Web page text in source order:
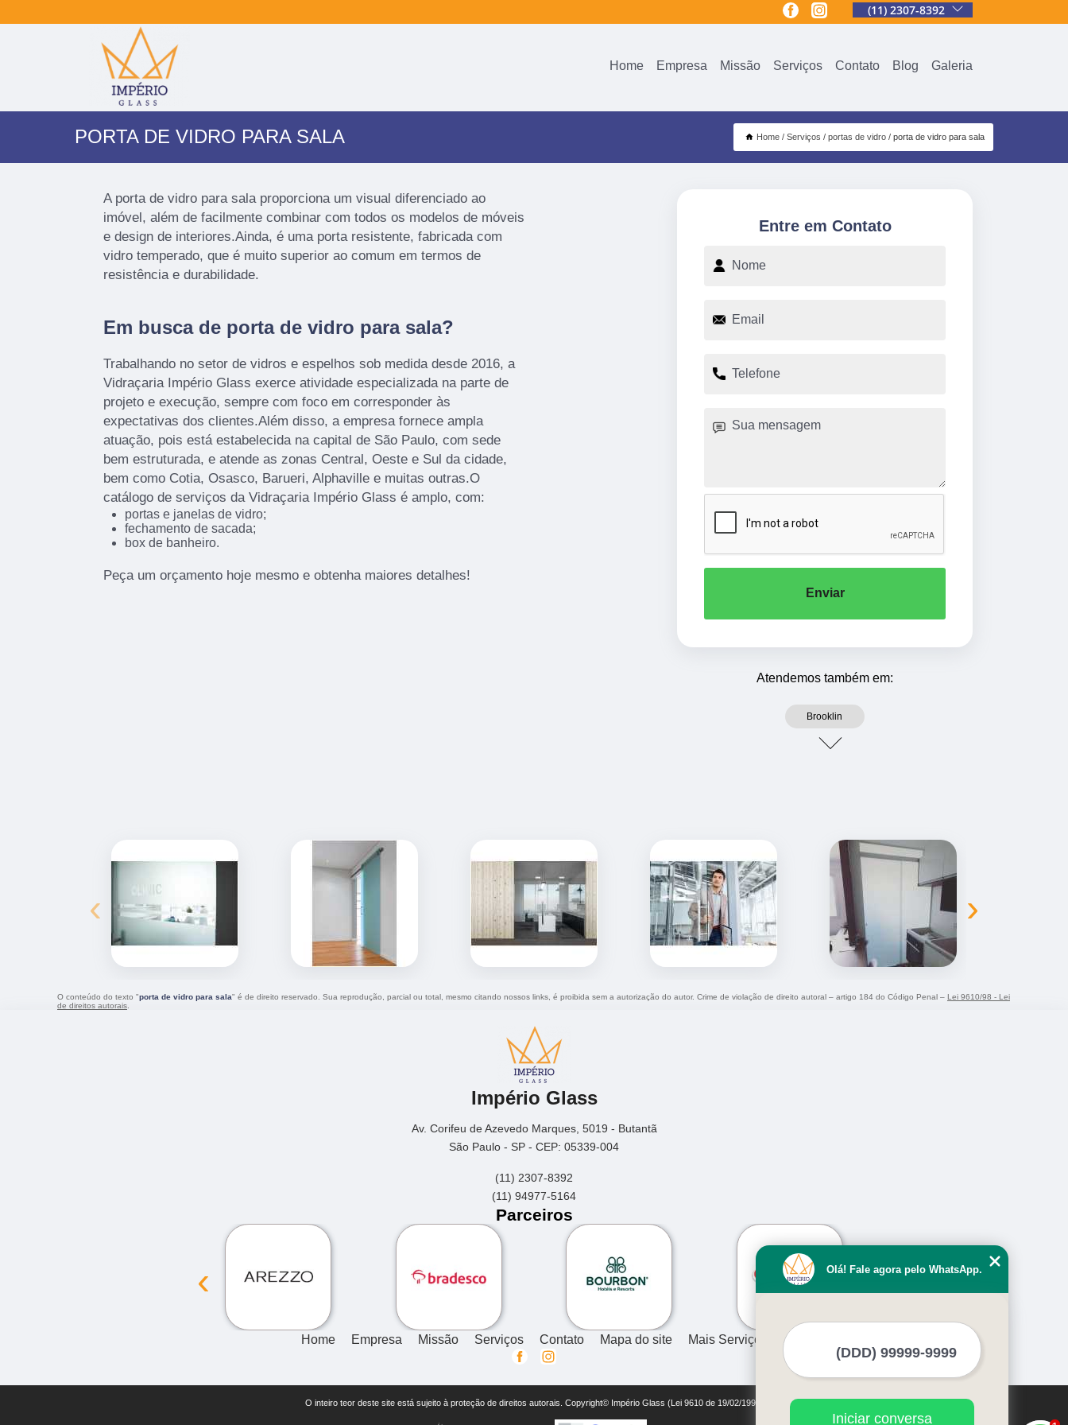
(11) 2307-8392
Home Empresa Missão Serviços Contato Blog Galeria
PORTA DE VIDRO PARA SALA Home Serviços portas de vidro porta de vidro para sala
A porta de vidro para sala proporciona um visual diferenciado ao
imóvel, além de facilmente combinar com todos os modelos de móveis
e design de interiores.Ainda, é uma porta resistente, fabricada com
vidro temperado, que é muito superior ao comum em termos de
resistência e durabilidade.
Em busca de porta de vidro para sala?
Trabalhando no setor de vidros e espelhos sob medida desde 2016, a
Vidraçaria Império Glass exerce atividade especializada na parte de
projeto e execução, sempre com foco em corresponder às
expectativas dos clientes.Além disso, a empresa fornece ampla
atuação, pois está estabelecida na capital de São Paulo, com sede
bem estruturada, e atende as zonas Central, Oeste e Sul da cidade,
bem como Cotia, Osasco, Barueri, Alphaville e muitas outras.O
catálogo de serviços da Vidraçaria Império Glass é amplo, com:
portas e janelas de vidro;
fechamento de sacada;
box de banheiro.
Peça um orçamento hoje mesmo e obtenha maiores detalhes!
Entre em Contato
Enviar
Atendemos também em:
Brooklin
‹ ›
O conteúdo do texto "porta de vidro para sala" é de direito reservado. Sua reprodução, parcial ou total, mesmo citando nossos links, é proibida sem a autorização do autor. Crime de violação de direito autoral – artigo 184 do Código Penal – Lei 9610/98 - Lei
de direitos autorais
Império Glass
Av. Corifeu de Azevedo Marques, 5019 - Butantã
São Paulo - SP - CEP: 05339-004
(11) 2307-8392
(11) 94977-5164
Parceiros
‹ ›
Home Empresa Missão Serviços Contato Mapa do site Mais Serviços
O inteiro teor deste site está sujeito à proteção de direitos autorais. Copyright© Império Glass (Lei 9610 de 19/02/1998)
Olá! Fale agora pelo WhatsApp.
Iniciar conversa